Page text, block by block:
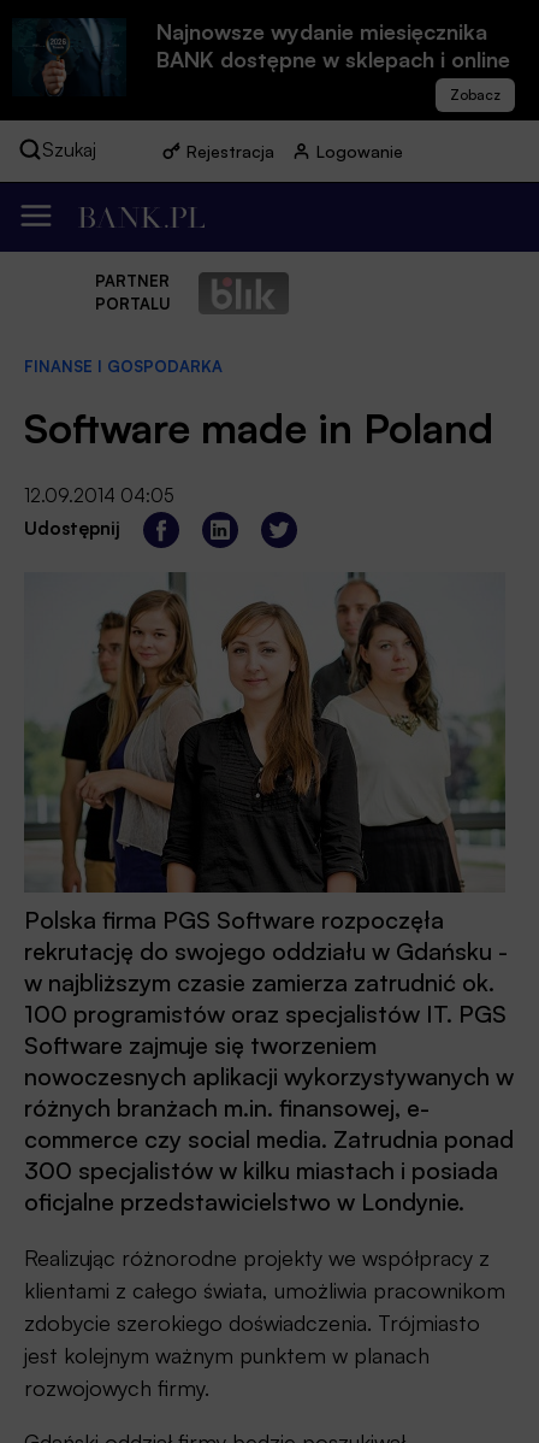
Najnowsze wydanie miesięcznika
BANK dostępne w sklepach i online
Szukaj Rejestracja Logowanie
PARTNER
PORTALU
FINANSE I GOSPODARKA
Software made in Poland
12.09.2014 04:05
Udostępnij
Polska firma PGS Software rozpoczęła
rekrutację do swojego oddziału w Gdańsku -
w najbliższym czasie zamierza zatrudnić ok.
100 programistów oraz specjalistów IT. PGS
Software zajmuje się tworzeniem
nowoczesnych aplikacji wykorzystywanych w
różnych branżach m.in. finansowej, e-
commerce czy social media. Zatrudnia ponad
300 specjalistów w kilku miastach i posiada
oficjalne przedstawicielstwo w Londynie.
Realizując różnorodne projekty we współpracy z
klientami z całego świata, umożliwia pracownikom
zdobycie szerokiego doświadczenia. Trójmiasto
jest kolejnym ważnym punktem w planach
rozwojowych firmy.